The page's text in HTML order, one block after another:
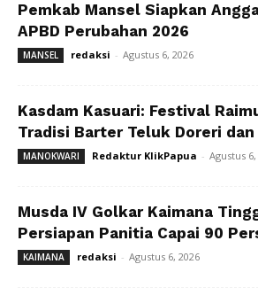
Pemkab Mansel Siapkan
APBD Perubahan 2026
MANSEL redaksi - Agustus 6, 2026
Kasdam Kasuari: Festival
Tradisi Barter Teluk Doreri
MANOKWARI Redaktur KlikPapua - Agustus 6,
Musda IV Golkar Kaimana
Persiapan Panitia Capai 90
KAIMANA redaksi - Agustus 6, 2026